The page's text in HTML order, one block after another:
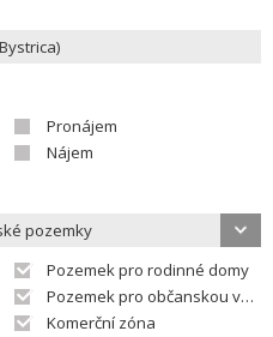
Pronájem
Nájem
pozemky
Pozemek pro rodinné domy
Pozemek pro občanskou vybavenost
Komerční zóna